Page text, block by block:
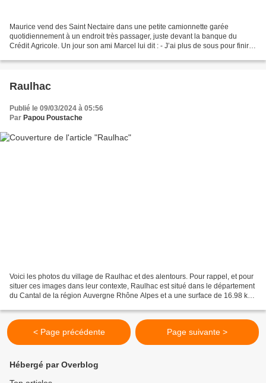
Maurice vend des Saint Nectaire dans une petite camionnette garée
quotidiennement à un endroit très passager, juste devant la banque du
Crédit Agricole. Un jour son ami Marcel lui dit : - J’ai plus de sous pour finir le
Raulhac
Publié le 09/03/2024 à 05:56
Par Papou Poustache
Voici les photos du village de Raulhac et des alentours. Pour rappel, et pour
situer ces images dans leur contexte, Raulhac est situé dans le département
du Cantal de la région Auvergne Rhône Alpes et a une surface de 16.98 km
< Page précédente Page suivante >
Hébergé par Overblog